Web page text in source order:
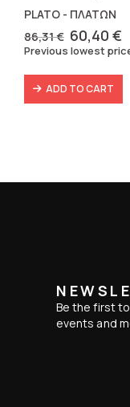
PLATO - ΠΛΑΤΩΝ
86,31€ Original
price
86,31 €.
60,40€
Previous lowest
ADD TO CART
Be the first
events and